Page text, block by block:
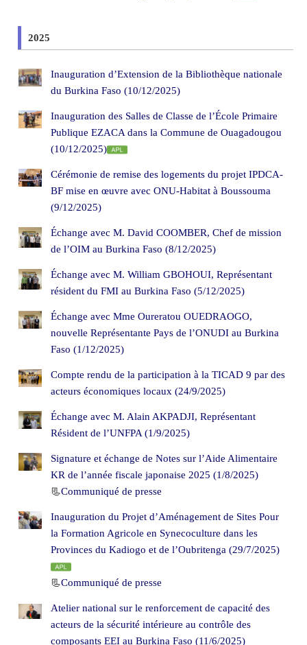
2025
Inauguration d’Extension de la Bibliothèque nationale
du Burkina Faso (10/12/2025)
Inauguration des Salles de Classe de l’École Primaire
Publique EZACA dans la Commune de Ouagadougou
(10/12/2025)
Cérémonie de remise des logements du projet IPDCA-
BF mise en œuvre avec ONU-Habitat à Boussouma
(9/12/2025)
Échange avec M. David COOMBER, Chef de mission
de l’OIM au Burkina Faso (8/12/2025)
Échange avec M. William GBOHOUI, Représentant
résident du FMI au Burkina Faso (5/12/2025)
Échange avec Mme Oureratou OUEDRAOGO,
nouvelle Représentante Pays de l’ONUDI au Burkina
Faso (1/12/2025)
Compte rendu de la participation à la TICAD 9 par des
acteurs économiques locaux (24/9/2025)
Échange avec M. Alain AKPADJI, Représentant
Résident de l’UNFPA (1/9/2025)
Signature et échange de Notes sur l’Aide Alimentaire
KR de l’année fiscale japonaise 2025 (1/8/2025)
📃Communiqué de presse
Inauguration du Projet d’Aménagement de Sites Pour
la Formation Agricole en Synecoculture dans les
Provinces du Kadiogo et de l’Oubritenga (29/7/2025)
📃Communiqué de presse
Atelier national sur le renforcement de capacité des
acteurs de la sécurité intérieure au contrôle des
composants EEI au Burkina Faso (11/6/2025)